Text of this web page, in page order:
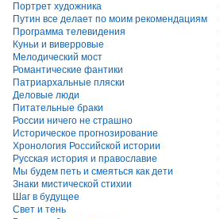
Портрет художника
Путин все делает по моим рекомендациям
Программа телевидения
Куньи и виверровые
Мелодический мост
Романтические фантики
Патриархальные пляски
Деловые люди
Питательные браки
России ничего не страшно
Историческое прогнозирование
Хронология Российской истории
Русская история и православие
Мы будем петь и смеяться как дети
Знаки мистической стихии
Шаг в будущее
Свет и тень